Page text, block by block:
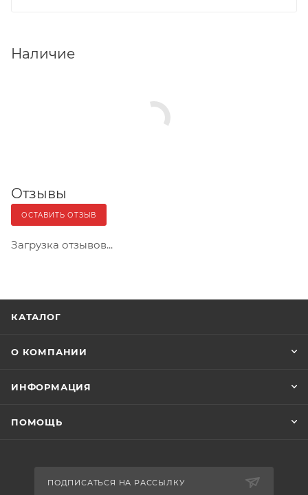
Наличие
Отзывы
ОСТАВИТЬ ОТЗЫВ
Загрузка отзывов...
КАТАЛОГ
О КОМПАНИИ
ИНФОРМАЦИЯ
ПОМОЩЬ
ПОДПИСАТЬСЯ НА РАССЫЛКУ